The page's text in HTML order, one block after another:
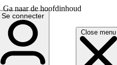
Ga naar de hoofdinhoud
Close menu
English
Deutsch
Se connecter